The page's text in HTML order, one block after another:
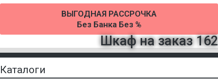
ВЫГОДНАЯ РАССРОЧКА
Без Банка Без %
Шкаф на заказ 162
Каталоги